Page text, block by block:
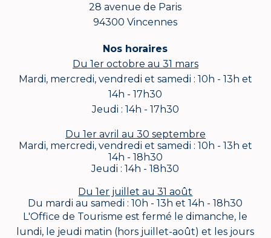
28 avenue de Paris
94300 Vincennes
Nos horaires
Du 1er octobre au 31 mars
Mardi, mercredi, vendredi et samedi : 10h - 13h et
14h - 17h30
Jeudi : 14h - 17h30
Du 1er avril au 30 septembre
Mardi, mercredi, vendredi et samedi : 10h - 13h et
14h - 18h30
Jeudi : 14h - 18h30
Du 1er juillet au 31 août
Du mardi au samedi : 10h - 13h et 14h - 18h30
L'Office de Tourisme est fermé le dimanche, le
lundi, le jeudi matin (hors juillet-août) et les jours